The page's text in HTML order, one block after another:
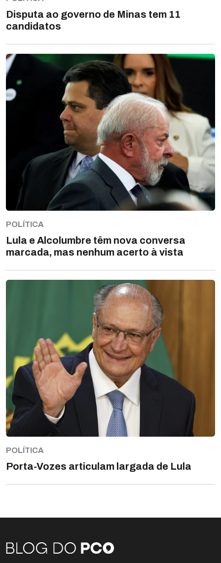
Disputa ao governo de Minas tem 11
candidatos
POLÍTICA
Lula e Alcolumbre têm nova conversa
marcada, mas nenhum acerto à vista
POLÍTICA
Porta-Vozes articulam largada de Lula